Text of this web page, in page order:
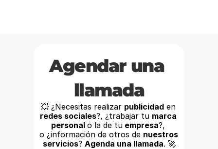
Agendar una
llamada
💥 ¿Necesitas realizar publicidad en
redes sociales?, ¿trabajar tu marca
personal o la de tu empresa?,
o ¿información de otros de nuestros
servicios? Agenda una llamada. 🚀